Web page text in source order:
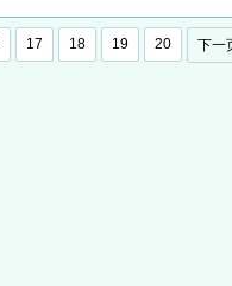
17 18 19 20 下一